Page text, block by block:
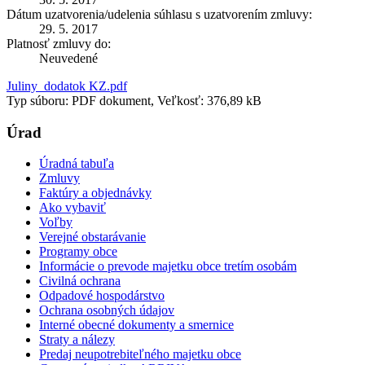
Dátum uzatvorenia/udelenia súhlasu s uzatvorením zmluvy:
29. 5. 2017
Platnosť zmluvy do:
Neuvedené
Juliny_dodatok KZ.pdf
Typ súboru: PDF dokument, Veľkosť: 376,89 kB
Úrad
Úradná tabuľa
Zmluvy
Faktúry a objednávky
Ako vybaviť
Voľby
Verejné obstarávanie
Programy obce
Informácie o prevode majetku obce tretím osobám
Civilná ochrana
Odpadové hospodárstvo
Ochrana osobných údajov
Interné obecné dokumenty a smernice
Straty a nálezy
Predaj neupotrebiteľného majetku obce